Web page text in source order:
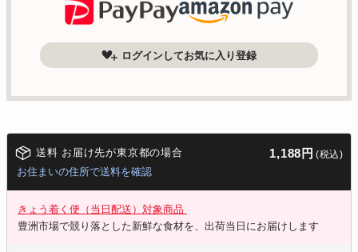
ログインしてお気に入り登録
送料 お届け先が東京都の場合 1,188円 (税込)
お住まいの住所で送料を確認
きょう着く便（当日配送）対象商品
豊洲市場で競り落とした新鮮な食材を、出荷当日にお届けします